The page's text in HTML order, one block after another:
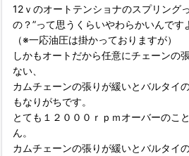
12ｖのオートテンショナのスプリング
の？”って思うくらいやわらかいんです
（※一応油圧は掛かっておりますが）
しかもオートだから任意にチェーンの
ない、
カムチェーンの張りが緩いとバルタイ
もなりがちです。
とても１２０００ｒｐｍオーバーのこ
ん。
カムチェーンの張りが緩いとバルタイ